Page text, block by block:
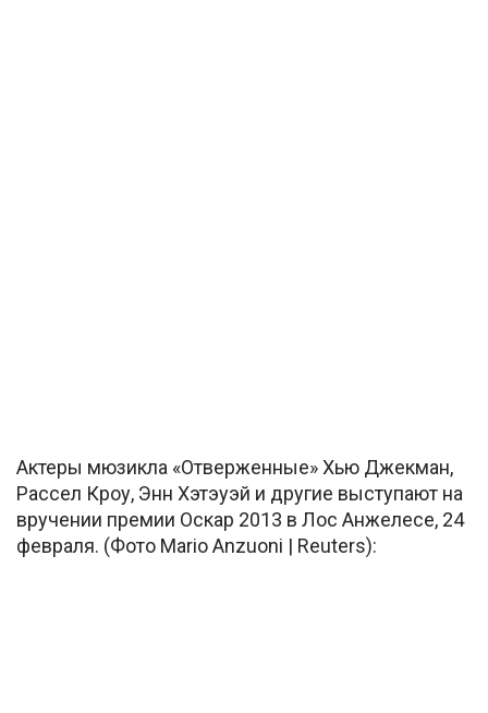
Актеры мюзикла «Отверженные» Хью Джекман,
Рассел Кроу, Энн Хэтэуэй и другие выступают на
вручении премии Оскар 2013 в Лос Анжелесе, 24
февраля. (Фото Mario Anzuoni | Reuters):